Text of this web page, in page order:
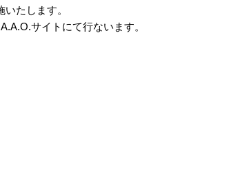
たします。
サイトにて行ないます。